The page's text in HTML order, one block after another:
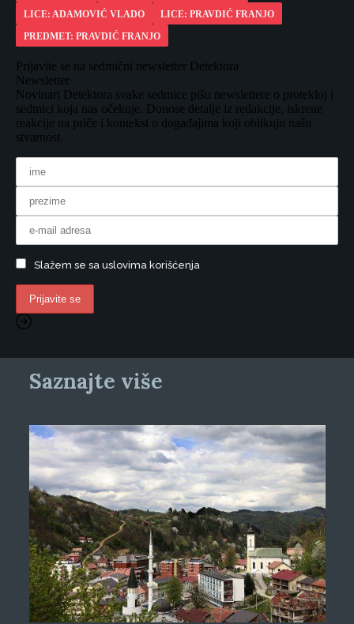
LICE: ADAMOVIĆ VLADO
LICE: PRAVDIĆ FRANJO
PREDMET: PRAVDIĆ FRANJO
Prijavite se na sedmični newsletter Detektora
Newsletter
Novinari Detektora svake sedmice pišu newslettere o protekloj i
sedmici koja nas očekuje. Donose detalje iz redakcije, iskrene
reakcije na priče i kontekst o događajima koji oblikuju našu
stvarnost.
Slažem se sa uslovima korišćenja
Saznajte više